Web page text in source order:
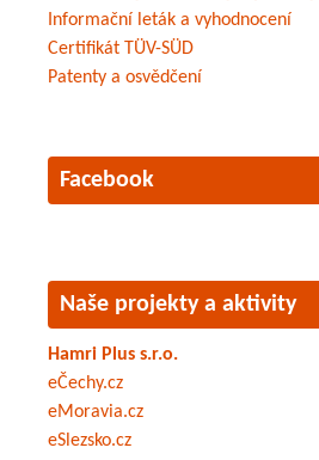
Informační leták a vyhodnocení
Certifikát TÜV-SÜD
Patenty a osvědčení
Facebook
Naše projekty a aktivity
Hamri Plus s.r.o.
eČechy.cz
eMoravia.cz
eSlezsko.cz